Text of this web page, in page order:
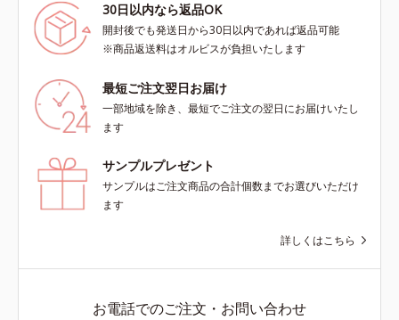
30日以内なら返品OK
開封後でも発送日から30日以内であれば返品可能
※商品返送料はオルビスが負担いたします
最短ご注文翌日お届け
一部地域を除き、最短でご注文の翌日にお届けいたし
ます
サンプルプレゼント
サンプルはご注文商品の合計個数までお選びいただけ
ます
詳しくはこちら
お電話でのご注文・お問い合わせ